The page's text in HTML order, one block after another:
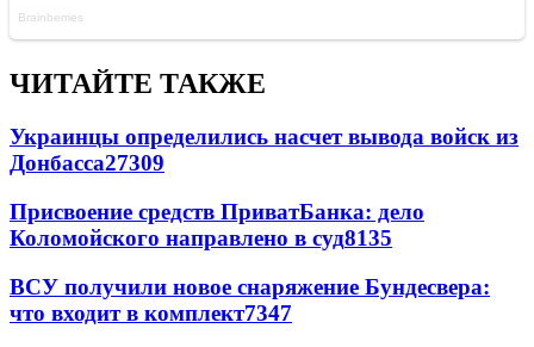
ЧИТАЙТЕ ТАКЖЕ
Украинцы определились насчет вывода войск из
Донбасса27309
Присвоение средств ПриватБанка: дело
Коломойского направлено в суд8135
ВСУ получили новое снаряжение Бундесвера:
что входит в комплект7347